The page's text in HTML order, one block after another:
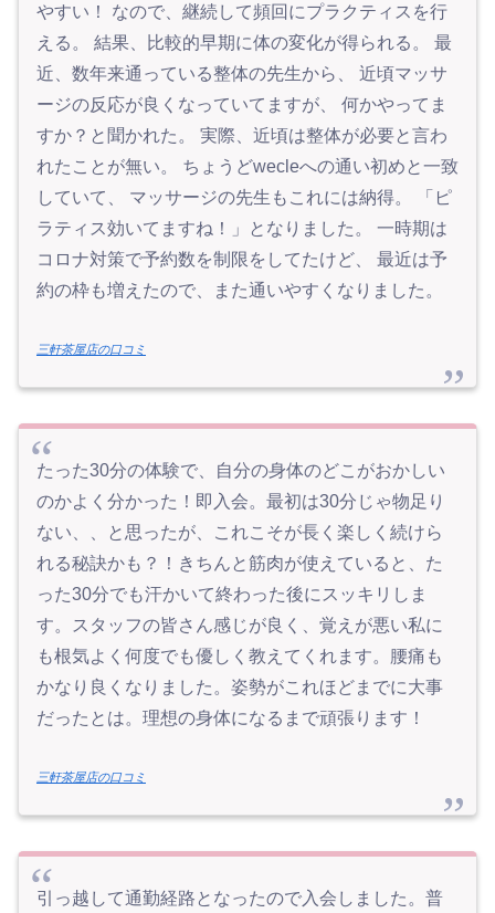
やすい！ なので、継続して頻回にプラクティスを行
える。 結果、比較的早期に体の変化が得られる。 最
近、数年来通っている整体の先生から、 近頃マッサ
ージの反応が良くなっていてますが、 何かやってま
すか？と聞かれた。 実際、近頃は整体が必要と言わ
れたことが無い。 ちょうどwecleへの通い初めと一致
していて、 マッサージの先生もこれには納得。 「ピ
ラティス効いてますね！」となりました。 一時期は
コロナ対策で予約数を制限をしてたけど、 最近は予
約の枠も増えたので、また通いやすくなりました。
三軒茶屋店の口コミ
たった30分の体験で、自分の身体のどこがおかしい
のかよく分かった！即入会。最初は30分じゃ物足り
ない、、と思ったが、これこそが長く楽しく続けら
れる秘訣かも？！きちんと筋肉が使えていると、た
った30分でも汗かいて終わった後にスッキリしま
す。スタッフの皆さん感じが良く、覚えが悪い私に
も根気よく何度でも優しく教えてくれます。腰痛も
かなり良くなりました。姿勢がこれほどまでに大事
だったとは。理想の身体になるまで頑張ります！
三軒茶屋店の口コミ
引っ越して通勤経路となったので入会しました。普